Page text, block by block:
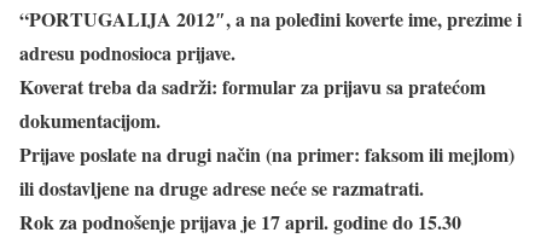
“PORTUGALIJA 2012″, a na poleđini koverte ime, prezime i
adresu podnosioca prijave.
Koverat treba da sadrži: formular za prijavu sa pratećom
dokumentacijom.
Prijave poslate na drugi način (na primer: faksom ili mejlom)
ili dostavljene na druge adrese neće se razmatrati.
Rok za podnošenje prijava je 17 april. godine do 15.30